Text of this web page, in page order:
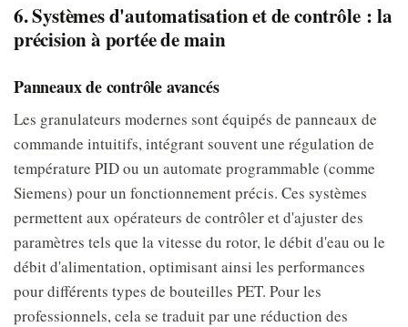
6. Systèmes d'automatisation et de contrôle : la
précision à portée de main
Panneaux de contrôle avancés
Les granulateurs modernes sont équipés de panneaux de
commande intuitifs, intégrant souvent une régulation de
température PID ou un automate programmable (comme
Siemens) pour un fonctionnement précis. Ces systèmes
permettent aux opérateurs de contrôler et d'ajuster des
paramètres tels que la vitesse du rotor, le débit d'eau ou le
débit d'alimentation, optimisant ainsi les performances
pour différents types de bouteilles PET. Pour les
professionnels, cela se traduit par une réduction des